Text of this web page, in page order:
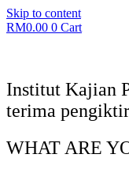
Skip to content
RM0.00 0 Cart
Institut Kajian
terima
WHAT ARE